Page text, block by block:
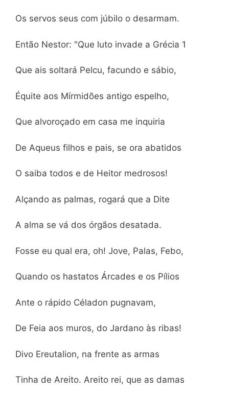
Os servos seus com júbilo o desarmam.
Então Nestor: "Que luto invade a Grécia 1
Que ais soltará Pelcu, facundo e sábio,
Équite aos Mírmidões antigo espelho,
Que alvoroçado em casa me inquiria
De Aqueus filhos e pais, se ora abatidos
O saiba todos e de Heitor medrosos!
Alçando as palmas, rogará que a Dite
A alma se vá dos órgãos desatada.
Fosse eu qual era, oh! Jove, Palas, Febo,
Quando os hastatos Árcades e os Pílios
Ante o rápido Céladon pugnavam,
De Feia aos muros, do Jardano às ribas!
Divo Ereutalion, na frente as armas
Tinha de Areito. Areito rei, que as damas